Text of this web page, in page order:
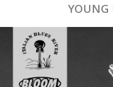
YOUNG